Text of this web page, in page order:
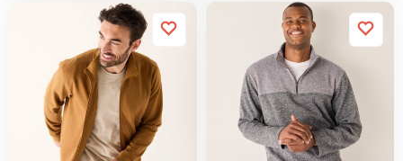
motyw. Okrągły dekolt.
Długie rękawy. Prosty
dół. Ściągacz u dołu.
Standard 100 według
Oeko-Tex (nr CQ 1216 /
3 IFTH). Ten znak
identyfikuje produkty
tekstylne poddane